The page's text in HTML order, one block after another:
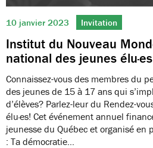
10 janvier 2023 Invitation
Institut du Nouveau
national des jeunes élu·es
Connaissez-vous des membres du
des jeunes de 15 à 17 ans qui
d’élèves? Parlez-leur du Rendez-
élu·es! Cet événement annuel
jeunesse du Québec et organisé en
: Ta démocratie…